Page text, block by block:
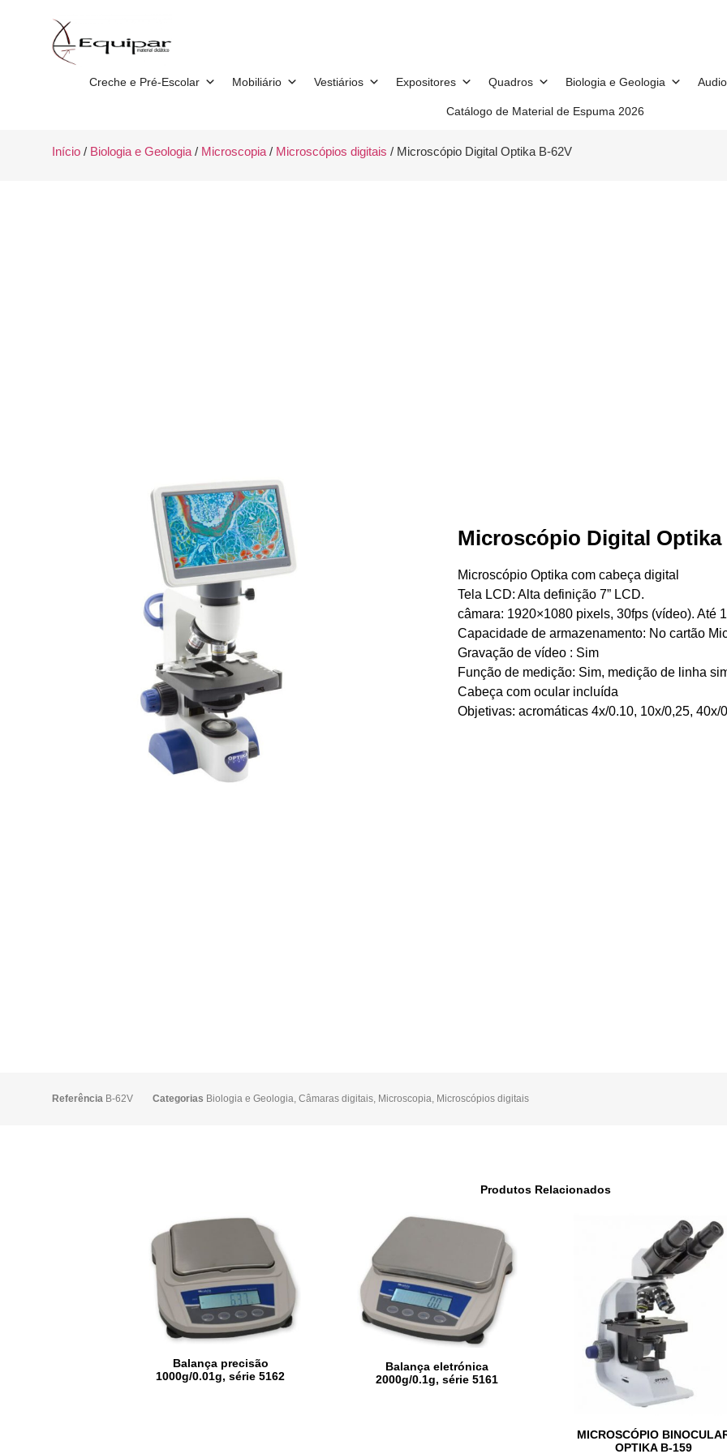
Creche e Pré-Escolar Mobiliário Vestiários Expositores Quadros Biologia e Geologia
Catálogo de Material de Espuma 2026
Início/ Biologia e Geologia/ Microscopia/ Microscópios digitais / Microscópio Digital Optika B-62V
Microscópio Digital Optika
Microscópio Optika com cabeça digital
Tela LCD: Alta definição 7” LCD.
câmara: 1920×1080 pixels, 30fps (vídeo). Até
Capacidade de armazenamento: No cartão
Gravação de vídeo : Sim
Função de medição: Sim, medição de linha
Cabeça com ocular incluída
Objetivas: acromáticas 4x/0.10, 10x/0,25, 40x/
Referência B-62V Categorias Biologia e Geologia, Câmaras digitais, Microscopia, Microscópios digitais
Produtos Relacionados
Balança precisão
1000g/0.01g, série 5162
Balança eletrónica
2000g/0.1g, série 5161
MICROSCÓPIO
OPTIKA B-159